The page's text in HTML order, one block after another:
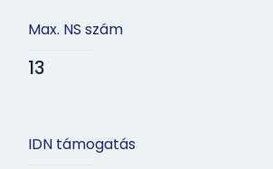
Max. NS szám
13
IDN támogatás